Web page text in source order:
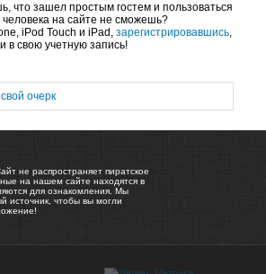
зашел простым гостем и пользоваться
человека на сайте не сможешь?
iPod Touch и iPad, зарегистрировавшись,
в свою учетную запись!
очерк
не распространяет пиратское
на нашем сайте находятся в
для ознакомления. Мы
источник, чтобы вы могли